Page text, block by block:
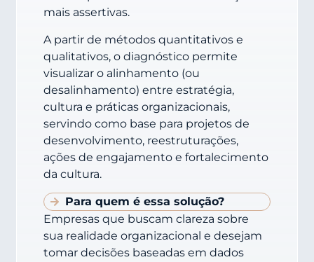
mais assertivas.
A partir de métodos quantitativos e
qualitativos, o diagnóstico permite
visualizar o alinhamento (ou
desalinhamento) entre estratégia,
cultura e práticas organizacionais,
servindo como base para projetos de
desenvolvimento, reestruturações,
ações de engajamento e fortalecimento
da cultura.
Para quem é essa solução?
Empresas que buscam clareza sobre
sua realidade organizacional e desejam
tomar decisões baseadas em dados